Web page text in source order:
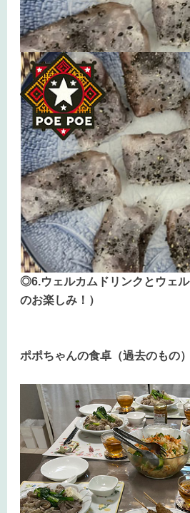
◎6.ウェルカムドリンクとウェ
のお楽しみ！）
ポポちゃんの食卓（過去のもの）